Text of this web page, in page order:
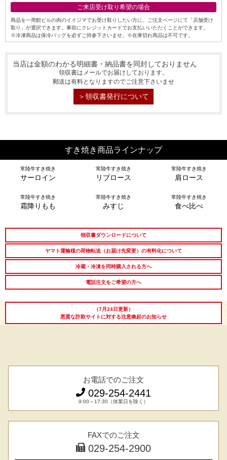
お中元ハムギフ
ト
出産内祝い 結婚内祝い 法事・香典返し
長寿祝い 高級肉ギフト 法人ギフト
ご来店受け取り希望の場合
商品を一周館ビルの肉のイイジマでお受け取りしたい方に、ご注文ページにて「店舗受け
取り」が選択できます。事前にクレジットカードでお支払いいただくことができます。
※冷凍商品は保冷バッグを必ずご持参下さいませ。※在庫切れ商品は不可です。
当店は金額のわかる明細書・納品書を同封しておりません
領収書はメールでお届けしております。
郵送は有料となりますのでご注意下さいませ
＞領収書発行について
すき焼き商品ラインナップ
常陸牛すき焼き
サーロイン
常陸牛すき焼き
リブロース
常陸牛すき焼き
肩ロース
常陸牛すき焼き
霜降りもも
常陸牛すき焼き
みすじ
常陸牛すき焼き
食べ比べ
領収書ダウンロードについて
ヤマト運輸様の荷物転送（お届け先変更）の有料化について
冷蔵・冷凍を同時購入される方へ
電話注文をご希望の方へ
（7月24日更新）
悪質な詐欺サイトに対する注意喚起のお知らせ
お電話でのご注文
029-254-2441
9:00～17:30（休業日を除く）
FAXでのご注文
029-254-2900